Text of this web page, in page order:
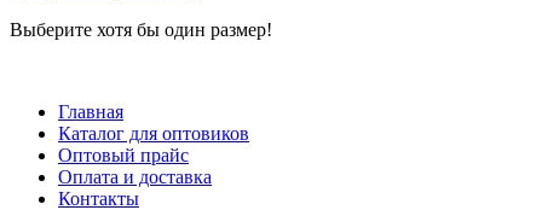
Выберите хотя бы один размер!
Главная
Каталог для оптовиков
Оптовый прайс
Оплата и доставка
Контакты